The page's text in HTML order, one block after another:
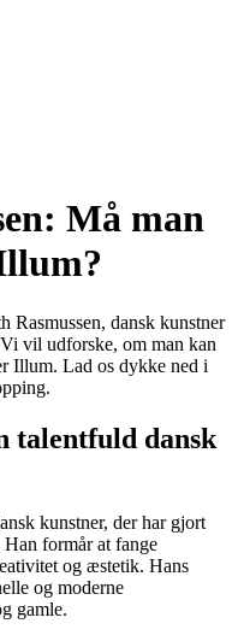
Må man
Rasmussen, dansk kunstner
vil udforske, om man kan
Illum. Lad os dykke ned i
talentfuld dansk
kunstner, der har gjort
formår at fange
og æstetik. Hans
og moderne
gamle.